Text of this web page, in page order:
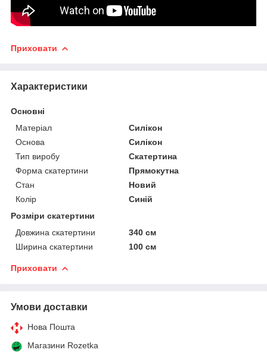
Приховати
Характеристики
Основні
Матеріал
Силікон
Основа
Силікон
Тип виробу
Скатертина
Форма скатертини
Прямокутна
Стан
Новий
Колір
Синій
Розміри скатертини
Довжина скатертини
340 см
Ширина скатертини
100 см
Приховати
Умови доставки
Нова Пошта
Магазини Rozetka